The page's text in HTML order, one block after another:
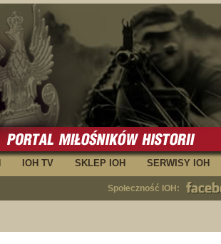
SERWISY IOH
SKLEP IOH
IOH TV
Społeczność IOH: